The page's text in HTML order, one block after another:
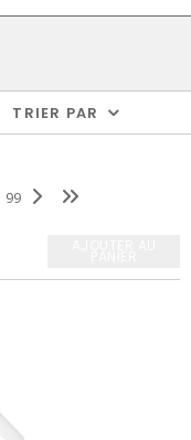
TRIER PAR
99